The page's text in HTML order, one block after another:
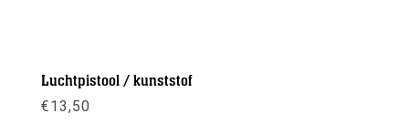
Luchtpistool / kunststof
€13,50